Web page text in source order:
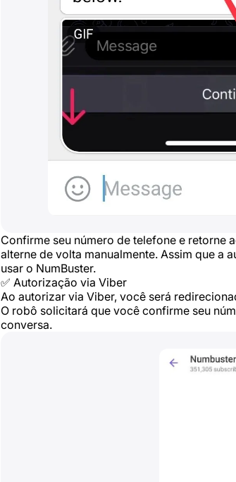
Confirme seu número de telefone e
alterne de volta manualmente. Assim que a
usar o NumBuster.
✅ Autorização via Viber
Ao autorizar via Viber, você será
O robô solicitará que você confirme seu
conversa.